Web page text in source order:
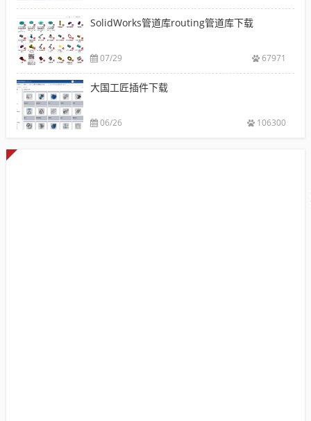
SolidWorks管道库routing管道库下载
07/29 67971
大国工匠插件下载
06/26 106300